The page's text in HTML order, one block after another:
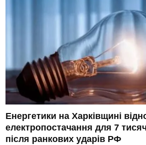
Енергетики на Харківщині
електропостачання для 7
після ранкових ударів РФ